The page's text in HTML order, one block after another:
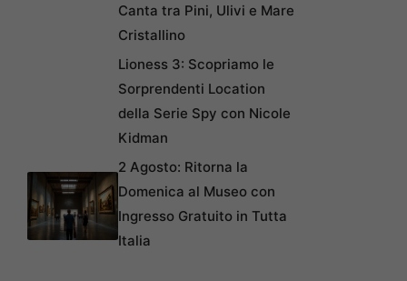
Canta tra Pini, Ulivi e Mare
Cristallino
Lioness 3: Scopriamo le
Sorprendenti Location
della Serie Spy con Nicole
Kidman
2 Agosto: Ritorna la
Domenica al Museo con
Ingresso Gratuito in Tutta
Italia